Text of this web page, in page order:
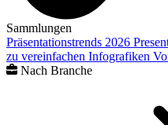
Sammlungen
Präsentationstrends 2026
zu vereinfachen Infografiken
Nach Branche